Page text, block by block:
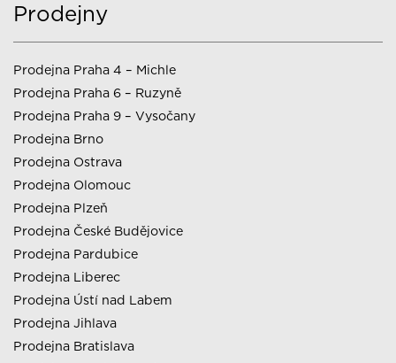
Prodejny
Prodejna Praha 4 – Michle
Prodejna Praha 6 – Ruzyně
Prodejna Praha 9 – Vysočany
Prodejna Brno
Prodejna Ostrava
Prodejna Olomouc
Prodejna Plzeň
Prodejna České Budějovice
Prodejna Pardubice
Prodejna Liberec
Prodejna Ústí nad Labem
Prodejna Jihlava
Prodejna Bratislava